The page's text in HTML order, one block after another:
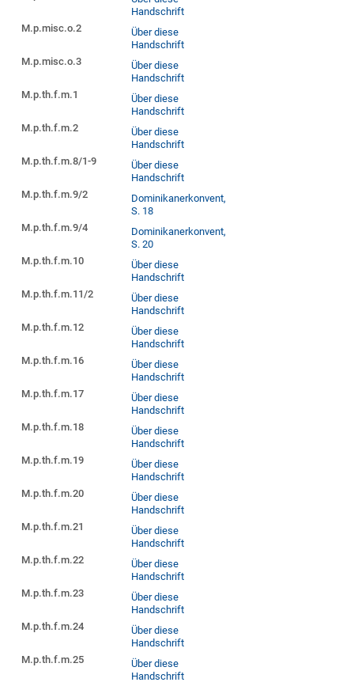
Handschrift
M.p.misc.o.2
Über diese
Handschrift
M.p.misc.o.3
Über diese
Handschrift
M.p.th.f.m.1
Über diese
Handschrift
M.p.th.f.m.2
Über diese
Handschrift
M.p.th.f.m.8/1-9
Über diese
Handschrift
M.p.th.f.m.9/2
Dominikanerkonvent,
S. 18
M.p.th.f.m.9/4
Dominikanerkonvent,
S. 20
M.p.th.f.m.10
Über diese
Handschrift
M.p.th.f.m.11/2
Über diese
Handschrift
M.p.th.f.m.12
Über diese
Handschrift
M.p.th.f.m.16
Über diese
Handschrift
M.p.th.f.m.17
Über diese
Handschrift
M.p.th.f.m.18
Über diese
Handschrift
M.p.th.f.m.19
Über diese
Handschrift
M.p.th.f.m.20
Über diese
Handschrift
M.p.th.f.m.21
Über diese
Handschrift
M.p.th.f.m.22
Über diese
Handschrift
M.p.th.f.m.23
Über diese
Handschrift
M.p.th.f.m.24
Über diese
Handschrift
M.p.th.f.m.25
Über diese
Handschrift